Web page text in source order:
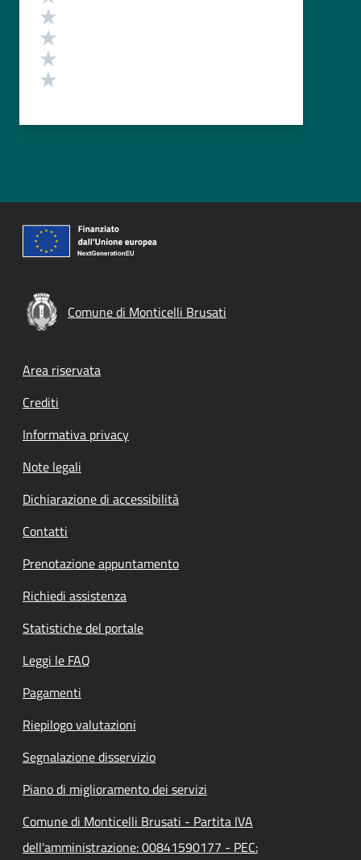
Comune di Monticelli Brusati
Footer menu
Area riservata
Crediti
Informativa privacy
Note legali
Dichiarazione di accessibilità
Contatti
Prenotazione appuntamento
Richiedi assistenza
Statistiche del portale
Leggi le FAQ
Pagamenti
Riepilogo valutazioni
Segnalazione disservizio
Piano di miglioramento dei servizi
Comune di Monticelli Brusati - Partita IVA
dell'amministrazione: 00841590177 - PEC: